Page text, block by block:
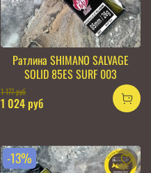
Ратлина SHIMANO SALVAGE
SOLID 85ES SURF 003
1 177 руб
1 024 руб
-13%